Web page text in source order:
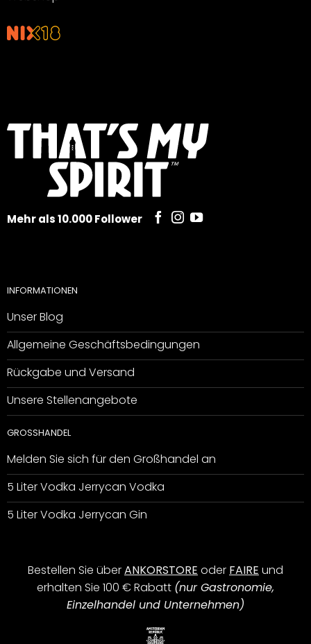
Mehr als 10.000 Follower
INFORMATIONEN
Unser Blog
Allgemeine Geschäftsbedingungen
Rückgabe und Versand
Unsere Stellenangebote
GROSSHANDEL
Melden Sie sich für den Großhandel an
5 Liter Vodka Jerrycan Vodka
5 Liter Vodka Jerrycan Gin
Bestellen Sie überANKORSTORE oder FAIRE und
erhalten Sie 100 € Rabatt (nur Gastronomie,
Einzelhandel und Unternehmen)